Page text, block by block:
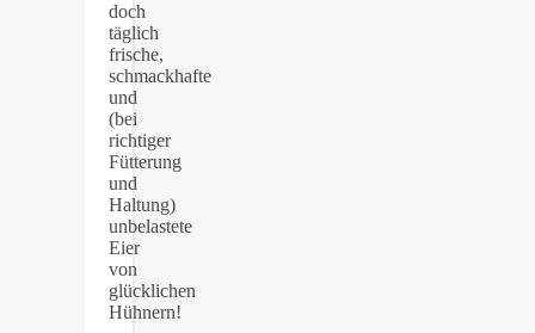
doch
täglich
frische,
schmackhafte
und
(bei
richtiger
Fütterung
und
Haltung)
unbelastete
Eier
von
glücklichen
Hühnern!